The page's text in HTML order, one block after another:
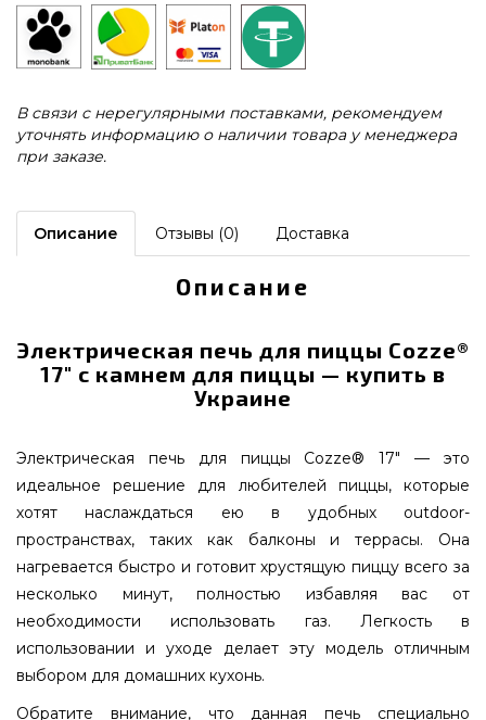
В связи с нерегулярными поставками, рекомендуем
уточнять информацию о наличии товара у менеджера
при заказе.
Описание Отзывы (0) Доставка
Описание
Электрическая печь для пиццы Cozze®
17" с камнем для пиццы — купить в
Украине
Электрическая печь для пиццы Cozze® 17" — это
идеальное решение для любителей пиццы, которые
хотят наслаждаться ею в удобных outdoor-
пространствах, таких как балконы и террасы. Она
нагревается быстро и готовит хрустящую пиццу всего за
несколько минут, полностью избавляя вас от
необходимости использовать газ. Легкость в
использовании и уходе делает эту модель отличным
выбором для домашних кухонь.
Обратите внимание, что данная печь специально